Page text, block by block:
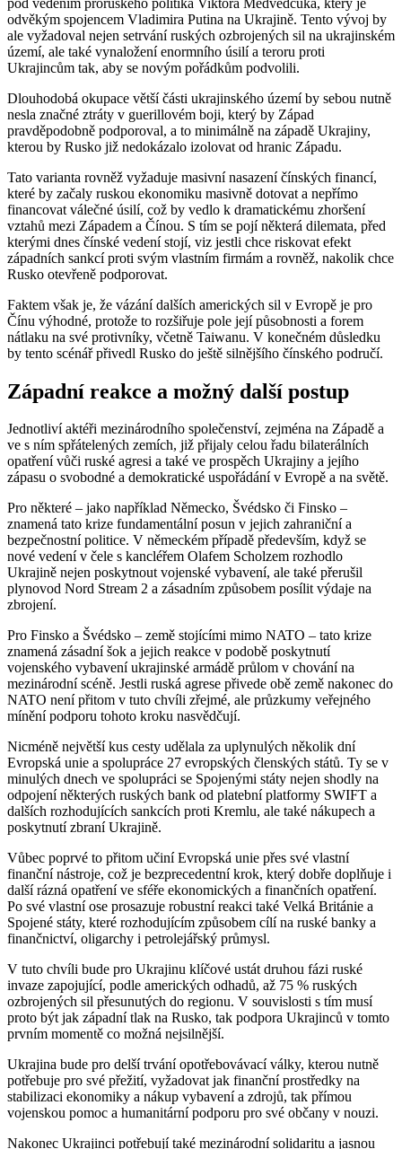
odvěkým spojencem Vladimira Putina na Ukrajině. Tento vývoj by
ale vyžadoval nejen setrvání ruských ozbrojených sil na ukrajinském
území, ale také vynaložení enormního úsilí a teroru proti
Ukrajincům tak, aby se novým pořádkům podvolili.
Dlouhodobá okupace větší části ukrajinského území by sebou nutně
nesla značné ztráty v guerillovém boji, který by Západ
pravděpodobně podporoval, a to minimálně na západě Ukrajiny,
kterou by Rusko již nedokázalo izolovat od hranic Západu.
Tato varianta rovněž vyžaduje masivní nasazení čínských financí,
které by začaly ruskou ekonomiku masivně dotovat a nepřímo
financovat válečné úsilí, což by vedlo k dramatickému zhoršení
vztahů mezi Západem a Čínou. S tím se pojí některá dilemata, před
kterými dnes čínské vedení stojí, viz jestli chce riskovat efekt
západních sankcí proti svým vlastním firmám a rovněž, nakolik chce
Rusko otevřeně podporovat.
Faktem však je, že vázání dalších amerických sil v Evropě je pro
Čínu výhodné, protože to rozšiřuje pole její působnosti a forem
nátlaku na své protivníky, včetně Taiwanu. V konečném důsledku
by tento scénář přivedl Rusko do ještě silnějšího čínského područí.
Západní reakce a možný další postup
Jednotliví aktéři mezinárodního společenství, zejména na Západě a
ve s ním spřátelených zemích, již přijaly celou řadu bilaterálních
opatření vůči ruské agresi a také ve prospěch Ukrajiny a jejího
zápasu o svobodné a demokratické uspořádání v Evropě a na světě.
Pro některé – jako například Německo, Švédsko či Finsko –
znamená tato krize fundamentální posun v jejich zahraniční a
bezpečnostní politice. V německém případě především, když se
nové vedení v čele s kancléřem Olafem Scholzem rozhodlo
Ukrajině nejen poskytnout vojenské vybavení, ale také přerušil
plynovod Nord Stream 2 a zásadním způsobem posílit výdaje na
zbrojení.
Pro Finsko a Švédsko – země stojícími mimo NATO – tato krize
znamená zásadní šok a jejich reakce v podobě poskytnutí
vojenského vybavení ukrajinské armádě průlom v chování na
mezinárodní scéně. Jestli ruská agrese přivede obě země nakonec do
NATO není přitom v tuto chvíli zřejmé, ale průzkumy veřejného
mínění podporu tohoto kroku nasvědčují.
Nicméně největší kus cesty udělala za uplynulých několik dní
Evropská unie a spolupráce 27 evropských členských států. Ty se v
minulých dnech ve spolupráci se Spojenými státy nejen shodly na
odpojení některých ruských bank od platební platformy SWIFT a
dalších rozhodujících sankcích proti Kremlu, ale také nákupech a
poskytnutí zbraní Ukrajině.
Vůbec poprvé to přitom učiní Evropská unie přes své vlastní
finanční nástroje, což je bezprecedentní krok, který dobře doplňuje i
další rázná opatření ve sféře ekonomických a finančních opatření.
Po své vlastní ose prosazuje robustní reakci také Velká Británie a
Spojené státy, které rozhodujícím způsobem cílí na ruské banky a
finančnictví, oligarchy i petrolejářský průmysl.
V tuto chvíli bude pro Ukrajinu klíčové ustát druhou fázi ruské
invaze zapojující, podle amerických odhadů, až 75 % ruských
ozbrojených sil přesunutých do regionu. V souvislosti s tím musí
proto být jak západní tlak na Rusko, tak podpora Ukrajinců v tomto
prvním momentě co možná nejsilnější.
Ukrajina bude pro delší trvání opotřebovávací války, kterou nutně
potřebuje pro své přežití, vyžadovat jak finanční prostředky na
stabilizaci ekonomiky a nákup vybavení a zdrojů, tak přímou
vojenskou pomoc a humanitární podporu pro své občany v nouzi.
Nakonec Ukrajinci potřebují také mezinárodní solidaritu a jasnou